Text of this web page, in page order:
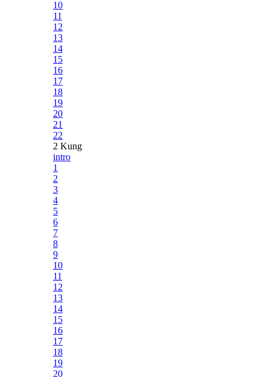
10
11
12
13
14
15
16
17
18
19
20
21
22
2 Kung
intro
1
2
3
4
5
6
7
8
9
10
11
12
13
14
15
16
17
18
19
20